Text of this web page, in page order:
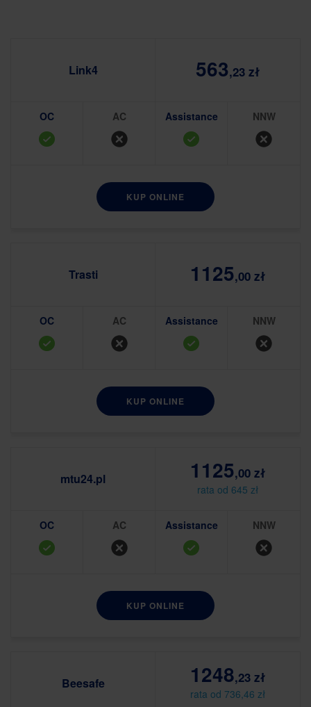
Link4
OC AC Assistance NNW
563,23 zł
KUP ONLINE
Trasti
OC AC Assistance NNW
1125,00 zł
KUP ONLINE
mtu24.pl
OC AC Assistance NNW
1125,00 zł
rata od 645 zł
KUP ONLINE
Beesafe 1248,23 zł
rata od 736,46 zł